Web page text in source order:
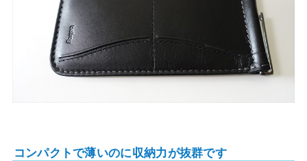
コンパクトで薄いのに収納力が抜群です